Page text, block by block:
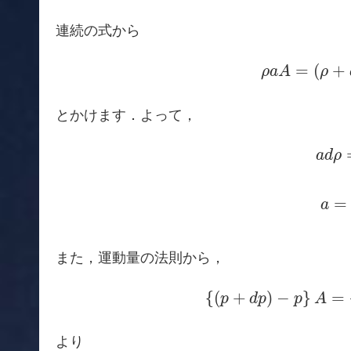
連続の式から
ρaA = (ρ +
ρ = (ρ +
とかけます．よって，
adρ
adρ
a =
また，運動量の法則から，
{(p + dp) − p} A =
(p+ )− }A
より